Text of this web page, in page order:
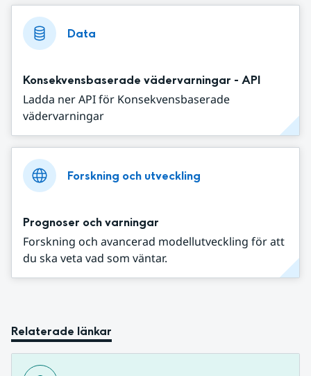
Data
Konsekvensbaserade vädervarningar - API
Ladda ner API för Konsekvensbaserade
vädervarningar
Forskning och utveckling
Prognoser och varningar
Forskning och avancerad modellutveckling för att
du ska veta vad som väntar.
Relaterade länkar